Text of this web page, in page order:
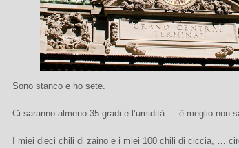
Sono stanco e ho sete.
Ci saranno almeno 35 gradi e l’umidità … è meglio non
I miei dieci chili di zaino e i miei 100 chili di ciccia, …